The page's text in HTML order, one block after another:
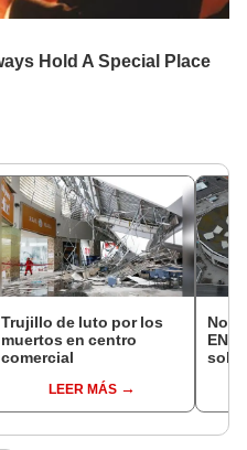
Trujillo de luto por los
muertos en centro
comercial
LEER MÁS
EN